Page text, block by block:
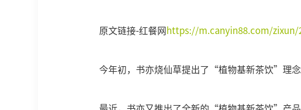
原文链接-红餐网 https://m.canyin88.com/zixun/
今年初，书亦烧仙草提出了“植物基新茶饮”理